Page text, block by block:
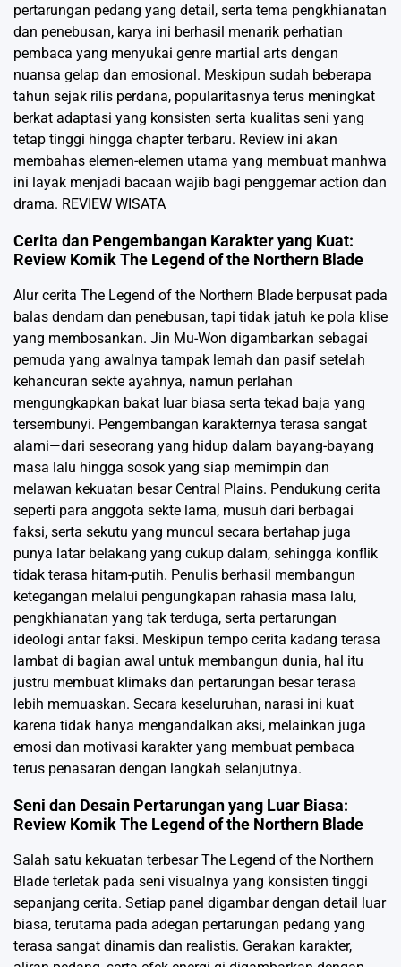
pertarungan pedang yang detail, serta tema pengkhianatan
dan penebusan, karya ini berhasil menarik perhatian
pembaca yang menyukai genre martial arts dengan
nuansa gelap dan emosional. Meskipun sudah beberapa
tahun sejak rilis perdana, popularitasnya terus meningkat
berkat adaptasi yang konsisten serta kualitas seni yang
tetap tinggi hingga chapter terbaru. Review ini akan
membahas elemen-elemen utama yang membuat manhwa
ini layak menjadi bacaan wajib bagi penggemar action dan
drama. REVIEW WISATA
Cerita dan Pengembangan Karakter yang Kuat:
Review Komik The Legend of the Northern Blade
Alur cerita The Legend of the Northern Blade berpusat pada
balas dendam dan penebusan, tapi tidak jatuh ke pola klise
yang membosankan. Jin Mu-Won digambarkan sebagai
pemuda yang awalnya tampak lemah dan pasif setelah
kehancuran sekte ayahnya, namun perlahan
mengungkapkan bakat luar biasa serta tekad baja yang
tersembunyi. Pengembangan karakternya terasa sangat
alami—dari seseorang yang hidup dalam bayang-bayang
masa lalu hingga sosok yang siap memimpin dan
melawan kekuatan besar Central Plains. Pendukung cerita
seperti para anggota sekte lama, musuh dari berbagai
faksi, serta sekutu yang muncul secara bertahap juga
punya latar belakang yang cukup dalam, sehingga konflik
tidak terasa hitam-putih. Penulis berhasil membangun
ketegangan melalui pengungkapan rahasia masa lalu,
pengkhianatan yang tak terduga, serta pertarungan
ideologi antar faksi. Meskipun tempo cerita kadang terasa
lambat di bagian awal untuk membangun dunia, hal itu
justru membuat klimaks dan pertarungan besar terasa
lebih memuaskan. Secara keseluruhan, narasi ini kuat
karena tidak hanya mengandalkan aksi, melainkan juga
emosi dan motivasi karakter yang membuat pembaca
terus penasaran dengan langkah selanjutnya.
Seni dan Desain Pertarungan yang Luar Biasa:
Review Komik The Legend of the Northern Blade
Salah satu kekuatan terbesar The Legend of the Northern
Blade terletak pada seni visualnya yang konsisten tinggi
sepanjang cerita. Setiap panel digambar dengan detail luar
biasa, terutama pada adegan pertarungan pedang yang
terasa sangat dinamis dan realistis. Gerakan karakter,